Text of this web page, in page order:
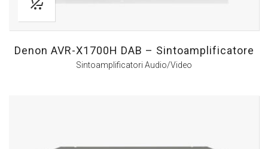
Denon AVR-X1700H DAB – Sintoamplificatore
Sintoamplificatori Audio/Video